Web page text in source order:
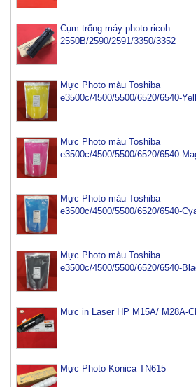
Cụm trống máy photo ricoh
2550B/2590/2591/3350/3352
Mực Photo màu Toshiba
e3500c/4500/5500/6520/6540-
Mực Photo màu Toshiba
e3500c/4500/5500/6520/6540-
Mực Photo màu Toshiba
e3500c/4500/5500/6520/6540-
Mực Photo màu Toshiba
e3500c/4500/5500/6520/6540-
Mực in Laser HP M15A/ M28A-
Mực Photo Konica TN615
Mực máy photo ricoh MP 2554/
3554SP
Mực Photocopy Ricoh 6210D
Mực đổ photo ricoh MP 3054/